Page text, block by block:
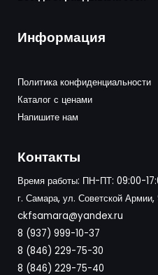
Информация
Политика конфиденциальности
Каталог с ценами
Напишите нам
Контакты
Время работы: ПН-ПТ: 09:00-
г. Самара, ул. Советской
ckfsamara@yandex.ru
8 (937) 999-10-37
8 (846) 229-75-30
8 (846) 229-75-40